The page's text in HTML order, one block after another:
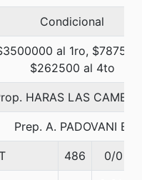
Condicional
al 1ro,
$262500 al 4to
HARAS LAS
Prep. A. PADOVANI E.
486 0/0